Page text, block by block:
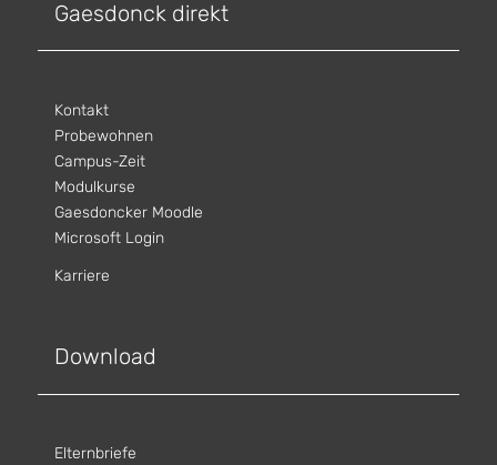
Gaesdonck direkt
Kontakt
Probewohnen
Campus-Zeit
Modulkurse
Gaesdoncker Moodle
Microsoft Login
Karriere
Download
Elternbriefe